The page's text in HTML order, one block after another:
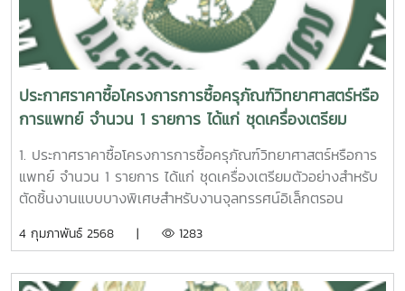
ประกาศราคาซื้อโครงการการซื้อครุภัณฑ์วิทยาศาสตร์หรือ
การแพทย์ จำนวน 1 รายการ ได้แก่ ชุดเครื่องเตรียม
ตัวอย่างสำหรับตัดชิ้นงานแบบบางพิเศษสำหรับงาน
จุลทรรศน์อิเล็กตรอน จำนวน 1 ชุด ด้วยวิธีประกวดราคา
อิเล็กทรอนิกส์ (e-bidding)
1. ประกาศราคาซื้อโครงการการซื้อครุภัณฑ์วิทยาศาสตร์หรือการ
แพทย์ จำนวน 1 รายการ ได้แก่ ชุดเครื่องเตรียมตัวอย่างสำหรับ
ตัดชิ้นงานแบบบางพิเศษสำหรับงานจุลทรรศน์อิเล็กตรอน
2. เอกสารประกวดราคาซื้อด้วยวิธีประกวดราคาอิเล็กทรอนิกส์
4 กุมภาพันธ์ 2568 | 1283